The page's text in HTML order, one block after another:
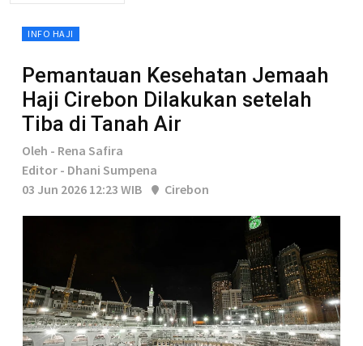
INFO HAJI
Pemantauan Kesehatan Jemaah
Haji Cirebon Dilakukan setelah
Tiba di Tanah Air
Oleh - Rena Safira
Editor - Dhani Sumpena
03 Jun 2026 12:23 WIB
Cirebon